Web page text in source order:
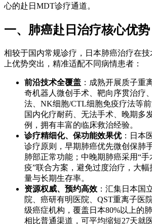
心的赴日MDT诊疗通道。
一、肺癌赴日治疗核心优势
相较于国内常规诊疗，日本肺癌治疗在
上优势突出，精准适配不同病情患者：
前沿技术全覆盖 ：成熟开展质子重
奇机器人微创手术、靶向序贯治疗
法、NK细胞/CTL细胞免疫疗法等
国内化疗耐药、无法手术、晚期多
例，拥有丰富的临床救治经验。
诊疗精细化、保功能效果优：日本
诊疗原则，早期肺癌优先微创保肺
肺部正常功能；中晚期肺癌采用“
疫”联合方案，避免过度治疗，大
量与长期生存率。
资源权威、预约高效 ：汇集日本国
院、癌研有明医院、QST重离子医
级癌症机构，覆盖日本80%以上的
相比普通渠道，可平均缩短27天就